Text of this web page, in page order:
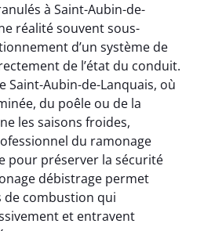
à Saint-Aubin-de-
réalité souvent sous-
d’un système de
de l’état du conduit.
Saint-Aubin-de-Lanquais, où
du poêle ou de la
les saisons froides,
du ramonage
pour préserver la sécurité
débistrage permet
de combustion qui
et entravent